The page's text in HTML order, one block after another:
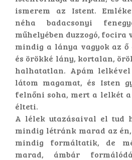
ismerem az Istent.
néha badacsonyi
műhelyében duzzogó, focira
mindig a lánya vagyok az ő
és örökké lány, kortalan,
halhatatlan. Apám
látom magamat, és Isten
felnőni soha, mert a lelkét
élteti.
A lélek utazásaival el tud
mindig létránk marad az
mindig formáltatik, de
marad, ámbár